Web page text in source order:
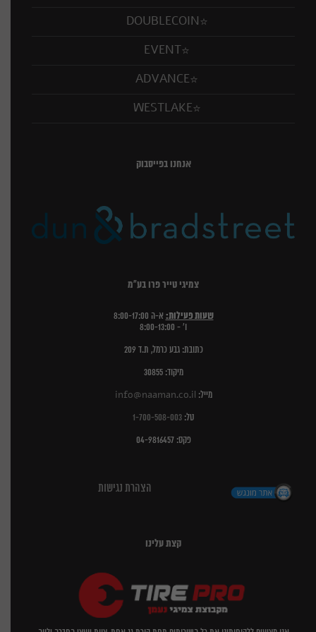
DOUBLECOIN
EVENT
ADVANCE
WESTLAKE
אנחנו בפייסבוק
צמיגי טייר פרו בע"מ
שעות פעילות: א-ה 8:00-17:00
ו' - 8:00-13:00
כתובת: גבע כרמל, ת.ד 209
מיקוד: 30855
מייל: info@naaman.co.il
טל:1-700-508-003
פקס: 04-9816457
הצהרת נגישות
קצת עלינו